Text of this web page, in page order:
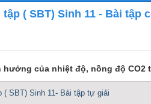
( SBT) Sinh 11 - Bài tập
hưởng của nhiệt độ, nồng độ CO2
( SBT) Sinh 11- Bài tập tự giải